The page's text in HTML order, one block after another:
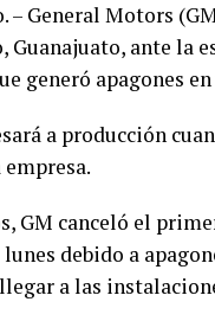
– General Motors
Guanajuato, ante la
generó apagones
a producción
GM canceló el
debido a
a las